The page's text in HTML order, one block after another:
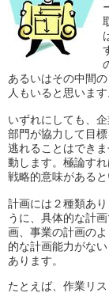
あるいはその中間
人もいると思います
いずれにしても、
部門が協力して目
逃れることはでき
動します。極論す
戦略的意味があると
計画には２種類あ
うに、具体的な計
画、事業の計画の
的な計画能力がな
あります。
たとえば、作業リ